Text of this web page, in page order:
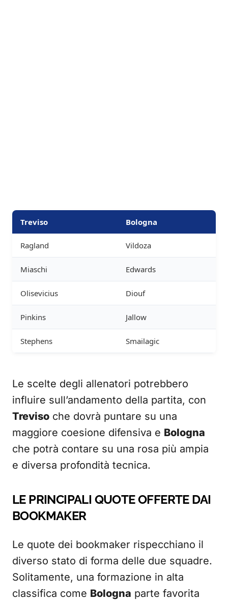
Treviso Bologna
Ragland Vildoza
Miaschi Edwards
Olisevicius Diouf
Pinkins Jallow
Stephens Smailagic
Le scelte degli allenatori potrebbero
influire sull’andamento della partita, con
Treviso che dovrà puntare su una
maggiore coesione difensiva e Bologna
che potrà contare su una rosa più ampia
e diversa profondità tecnica.
LE PRINCIPALI QUOTE OFFERTE DAI
BOOKMAKER
Le quote dei bookmaker rispecchiano il
diverso stato di forma delle due squadre.
Solitamente, una formazione in alta
classifica come Bologna parte favorita